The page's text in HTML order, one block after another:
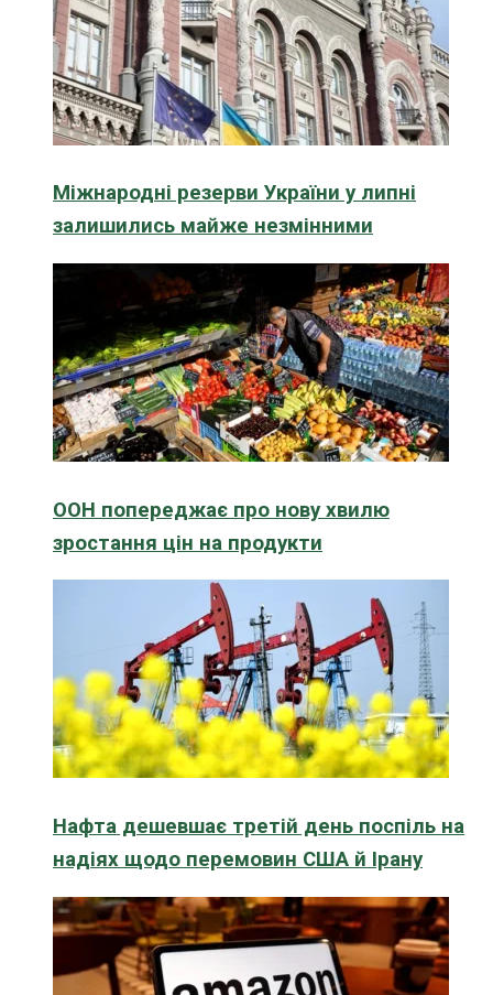
Міжнародні резерви України у липні
залишились майже незмінними
ООН попереджає про нову хвилю
зростання цін на продукти
Нафта дешевшає третій день поспіль на
надіях щодо перемовин США й Ірану